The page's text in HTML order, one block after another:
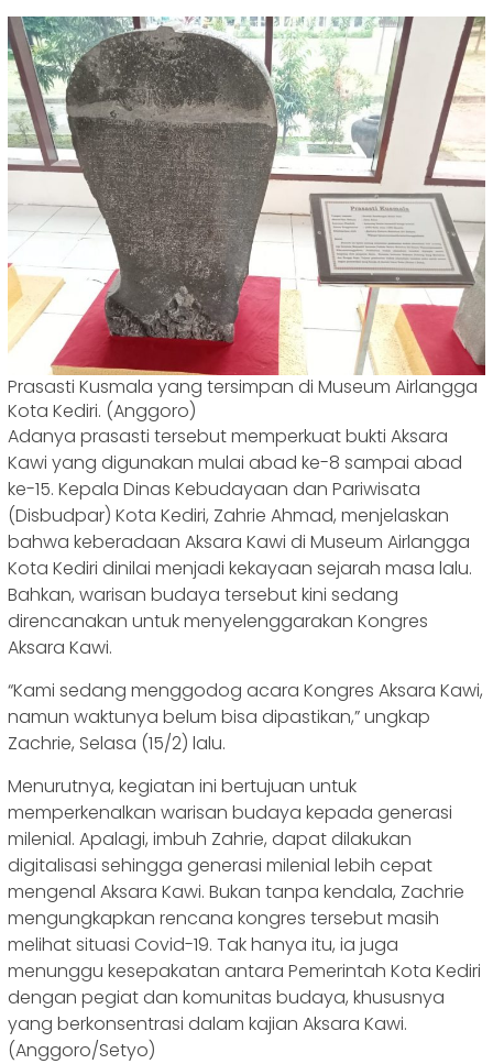
Prasasti Kusmala yang tersimpan di Museum Airlangga
Kota Kediri. (Anggoro)
Adanya prasasti tersebut memperkuat bukti Aksara
Kawi yang digunakan mulai abad ke-8 sampai abad
ke-15. Kepala Dinas Kebudayaan dan Pariwisata
(Disbudpar) Kota Kediri, Zahrie Ahmad, menjelaskan
bahwa keberadaan Aksara Kawi di Museum Airlangga
Kota Kediri dinilai menjadi kekayaan sejarah masa lalu.
Bahkan, warisan budaya tersebut kini sedang
direncanakan untuk menyelenggarakan Kongres
Aksara Kawi.
“Kami sedang menggodog acara Kongres Aksara Kawi,
namun waktunya belum bisa dipastikan,” ungkap
Zachrie, Selasa (15/2) lalu.
Menurutnya, kegiatan ini bertujuan untuk
memperkenalkan warisan budaya kepada generasi
milenial. Apalagi, imbuh Zahrie, dapat dilakukan
digitalisasi sehingga generasi milenial lebih cepat
mengenal Aksara Kawi. Bukan tanpa kendala, Zachrie
mengungkapkan rencana kongres tersebut masih
melihat situasi Covid-19. Tak hanya itu, ia juga
menunggu kesepakatan antara Pemerintah Kota Kediri
dengan pegiat dan komunitas budaya, khususnya
yang berkonsentrasi dalam kajian Aksara Kawi.
(Anggoro/Setyo)